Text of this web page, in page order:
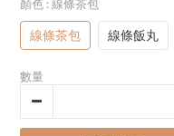
顏色 : 線條茶包
線條茶包 線條飯丸
數量